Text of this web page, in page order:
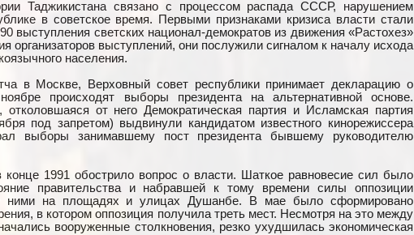
Таджикистана связано с процессом распада СССР, нарушением
в советское время. Первыми признаками кризиса власти стали
светских национал-демократов из движения «Растохез»
организаторов выступлений, они послужили сигналом к началу исхода
населения.
в Москве, Верховный совет республики принимает декларацию о
происходят выборы президента на альтернативной основе.
отколовшаяся от него Демократическая партия и Исламская партия
под запретом) выдвинули кандидатом известного кинорежиссера
выборы занимавшему пост президента бывшему руководителю
конце 1991 обострило вопрос о власти. Шаткое равновесие сил было
правительства и набравшей к тому времени силы оппозиции
ними на площадях и улицах Душанбе. В мае было сформировано
в котором оппозиция получила треть мест. Несмотря на это между
вооруженные столкновения, резко ухудшилась экономическая